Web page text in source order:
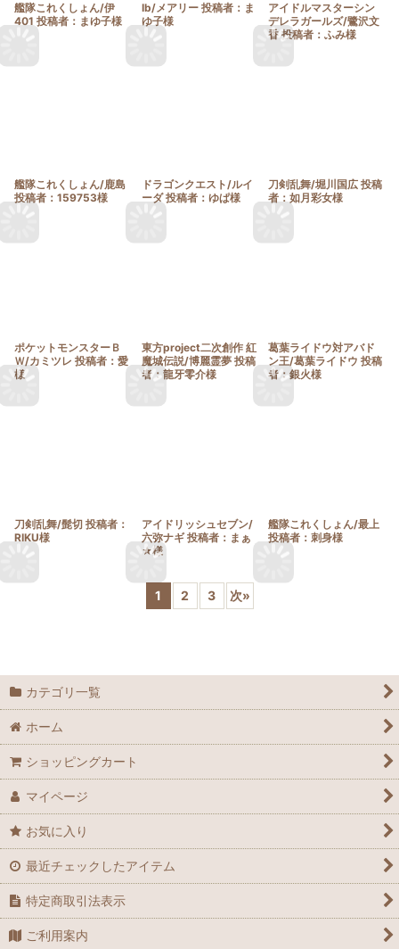
艦隊これくしょん/伊
401 投稿者：まゆ子様
Ib/メアリー 投稿者：ま
ゆ子様
アイドルマスターシン
デレラガールズ/鷺沢文
香 投稿者：ふみ様
艦隊これくしょん/鹿島
投稿者：159753様
ドラゴンクエスト/ルイ
ーダ 投稿者：ゆぱ様
刀剣乱舞/堀川国広 投稿
者：如月彩女様
ポケットモンスターＢ
Ｗ/カミツレ 投稿者：愛
様
東方project二次創作 紅
魔城伝説/博麗霊夢 投稿
者：龍牙零介様
葛葉ライドウ対アバド
ン王/葛葉ライドウ 投稿
者：銀火様
刀剣乱舞/髭切 投稿者：
RIKU様
アイドリッシュセブン/
六弥ナギ 投稿者：まぁ
★様
艦隊これくしょん/最上
投稿者：刺身様
1 2 3 次»
カテゴリ一覧
ホーム
ショッピングカート
マイページ
お気に入り
最近チェックしたアイテム
特定商取引法表示
ご利用案内